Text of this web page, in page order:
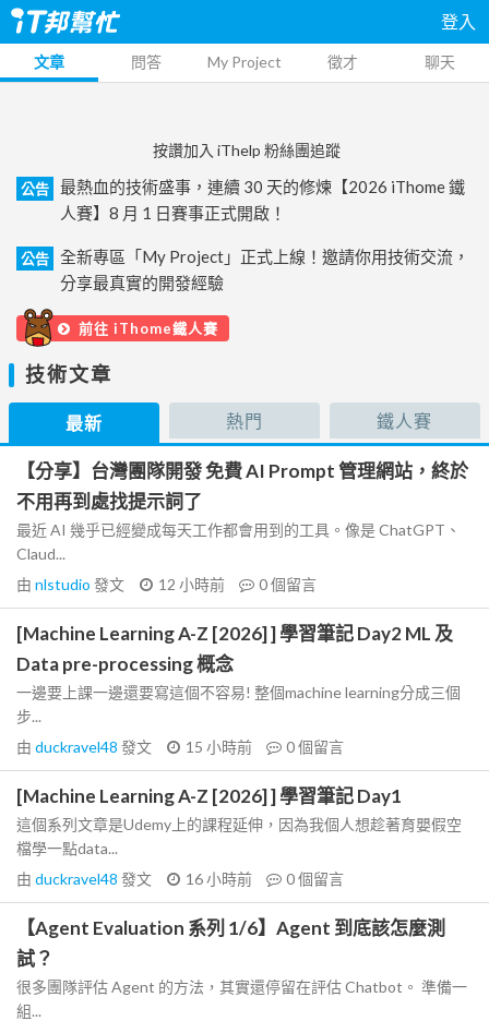
登入
文章 問答 My Project 徵才 聊天
按讚加入 iThelp 粉絲團追蹤
公告
最熱血的技術盛事，連續 30 天的修煉【2026 iThome 鐵
人賽】8 月 1 日賽事正式開啟！
公告
全新專區「My Project」正式上線！邀請你用技術交流，
分享最真實的開發經驗
前往 iThome鐵人賽
技術文章
最新 熱門 鐵人賽
【分享】台灣團隊開發 免費 AI Prompt 管理網站，終於
不用再到處找提示詞了
最近 AI 幾乎已經變成每天工作都會用到的工具。像是 ChatGPT、
Claud...
由 nlstudio 發文 12 小時前 0個留言
[Machine Learning A-Z [2026] ] 學習筆記 Day2 ML 及
Data pre-processing 概念
一邊要上課一邊還要寫這個不容易! 整個machine learning分成三個
步...
由 duckravel48 發文 15 小時前 0個留言
[Machine Learning A-Z [2026] ] 學習筆記 Day1
這個系列文章是Udemy上的課程延伸，因為我個人想趁著育嬰假空
檔學一點data...
由 duckravel48 發文 16 小時前 0個留言
【Agent Evaluation 系列 1/6】Agent 到底該怎麼測
試？
很多團隊評估 Agent 的方法，其實還停留在評估 Chatbot。 準備一
組...